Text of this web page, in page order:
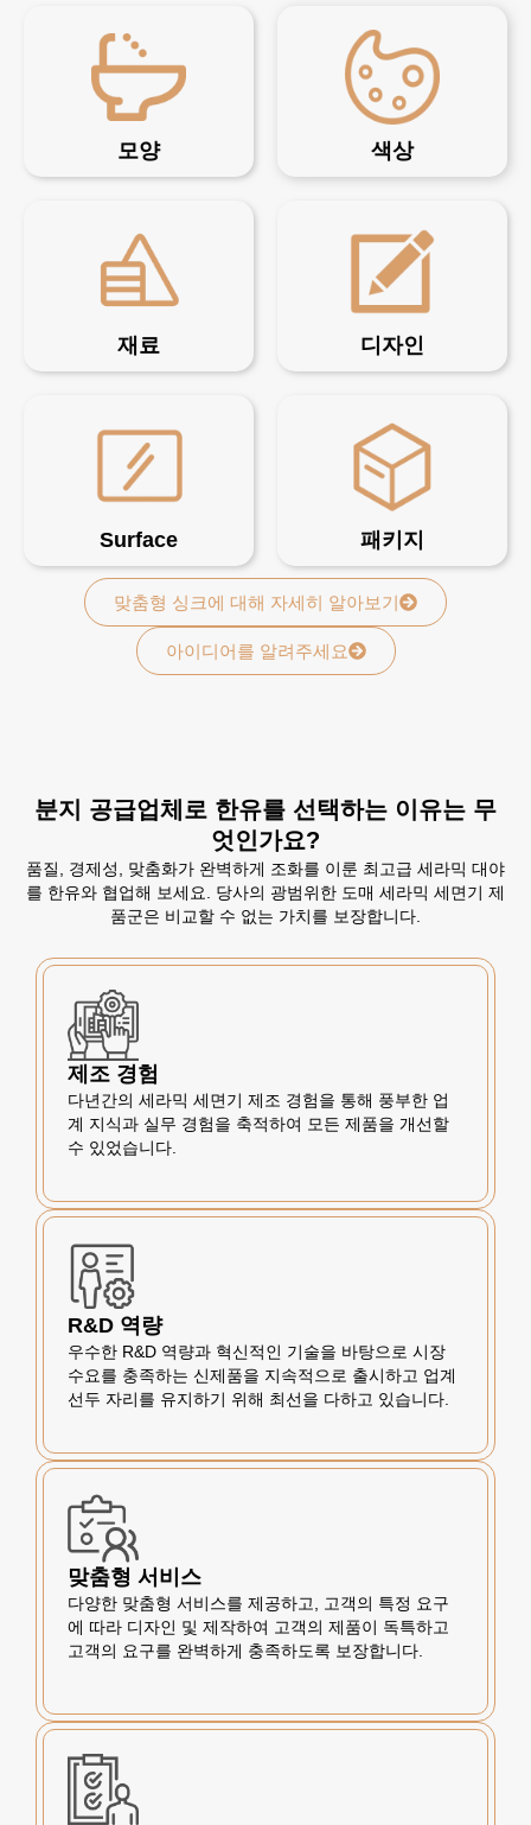
모양 색상
재료 디자인
Surface 패키지
맞춤형 싱크에 대해 자세히 알아보기
아이디어를 알려주세요
분지 공급업체로 한유를 선택하는 이유는 무
엇인가요?
품질, 경제성, 맞춤화가 완벽하게 조화를 이룬 최고급 세라믹 대야
를 한유와 협업해 보세요. 당사의 광범위한 도매 세라믹 세면기 제
품군은 비교할 수 없는 가치를 보장합니다.
제조 경험
다년간의 세라믹 세면기 제조 경험을 통해 풍부한 업
계 지식과 실무 경험을 축적하여 모든 제품을 개선할
수 있었습니다.
R&D 역량
우수한 R&D 역량과 혁신적인 기술을 바탕으로 시장
수요를 충족하는 신제품을 지속적으로 출시하고 업계
선두 자리를 유지하기 위해 최선을 다하고 있습니다.
맞춤형 서비스
다양한 맞춤형 서비스를 제공하고, 고객의 특정 요구
에 따라 디자인 및 제작하여 고객의 제품이 독특하고
고객의 요구를 완벽하게 충족하도록 보장합니다.